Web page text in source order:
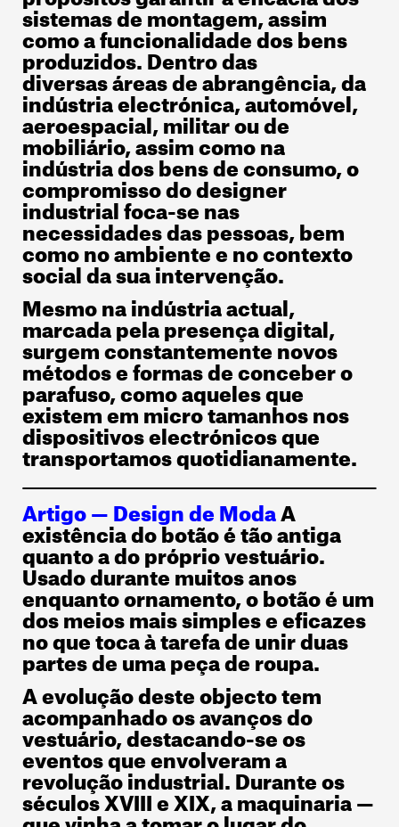
sistemas de montagem, assim
como a funcionalidade dos bens
produzidos. Dentro das
diversas áreas de abrangência, da
indústria electrónica, automóvel,
aeroespacial, militar ou de
mobiliário, assim como na
indústria dos bens de consumo, o
compromisso do designer
industrial foca-se nas
necessidades das pessoas, bem
como no ambiente e no contexto
social da sua intervenção.
Mesmo na indústria actual,
marcada pela presença digital,
surgem constantemente novos
métodos e formas de conceber o
parafuso, como aqueles que
existem em micro tamanhos nos
dispositivos electrónicos que
transportamos quotidianamente.
Artigo —Design de ModaA
existência do botão é tão antiga
quanto a do próprio vestuário.
Usado durante muitos anos
enquanto ornamento, o botão é um
dos meios mais simples e eficazes
no que toca à tarefa de unir duas
partes de uma peça de roupa.
A evolução deste objecto tem
acompanhado os avanços do
vestuário, destacando-se os
eventos que envolveram a
revolução industrial. Durante os
séculos XVIII e XIX, a maquinaria —